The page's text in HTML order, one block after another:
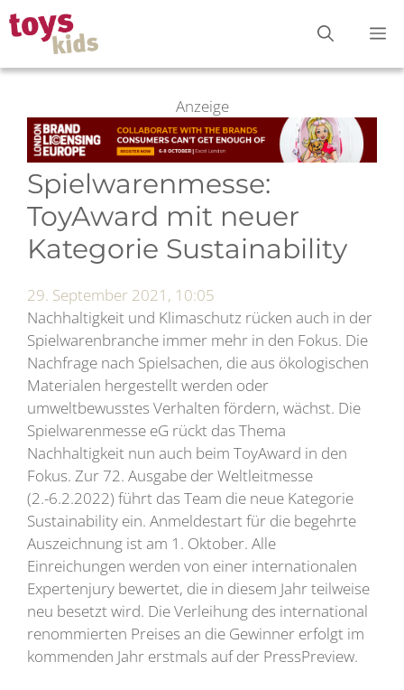
Zum
Inhalt
springen
Anzeige
Spielwarenmesse:
ToyAward mit neuer
Kategorie Sustainability
29. September 2021, 10:05
Nachhaltigkeit und Klimaschutz rücken auch in der
Spielwarenbranche immer mehr in den Fokus. Die
Nachfrage nach Spielsachen, die aus ökologischen
Materialen hergestellt werden oder
umweltbewusstes Verhalten fördern, wächst. Die
Spielwarenmesse eG rückt das Thema
Nachhaltigkeit nun auch beim ToyAward in den
Fokus. Zur 72. Ausgabe der Weltleitmesse
(2.-6.2.2022) führt das Team die neue Kategorie
Sustainability ein. Anmeldestart für die begehrte
Auszeichnung ist am 1. Oktober. Alle
Einreichungen werden von einer internationalen
Expertenjury bewertet, die in diesem Jahr teilweise
neu besetzt wird. Die Verleihung des international
renommierten Preises an die Gewinner erfolgt im
kommenden Jahr erstmals auf der PressPreview.